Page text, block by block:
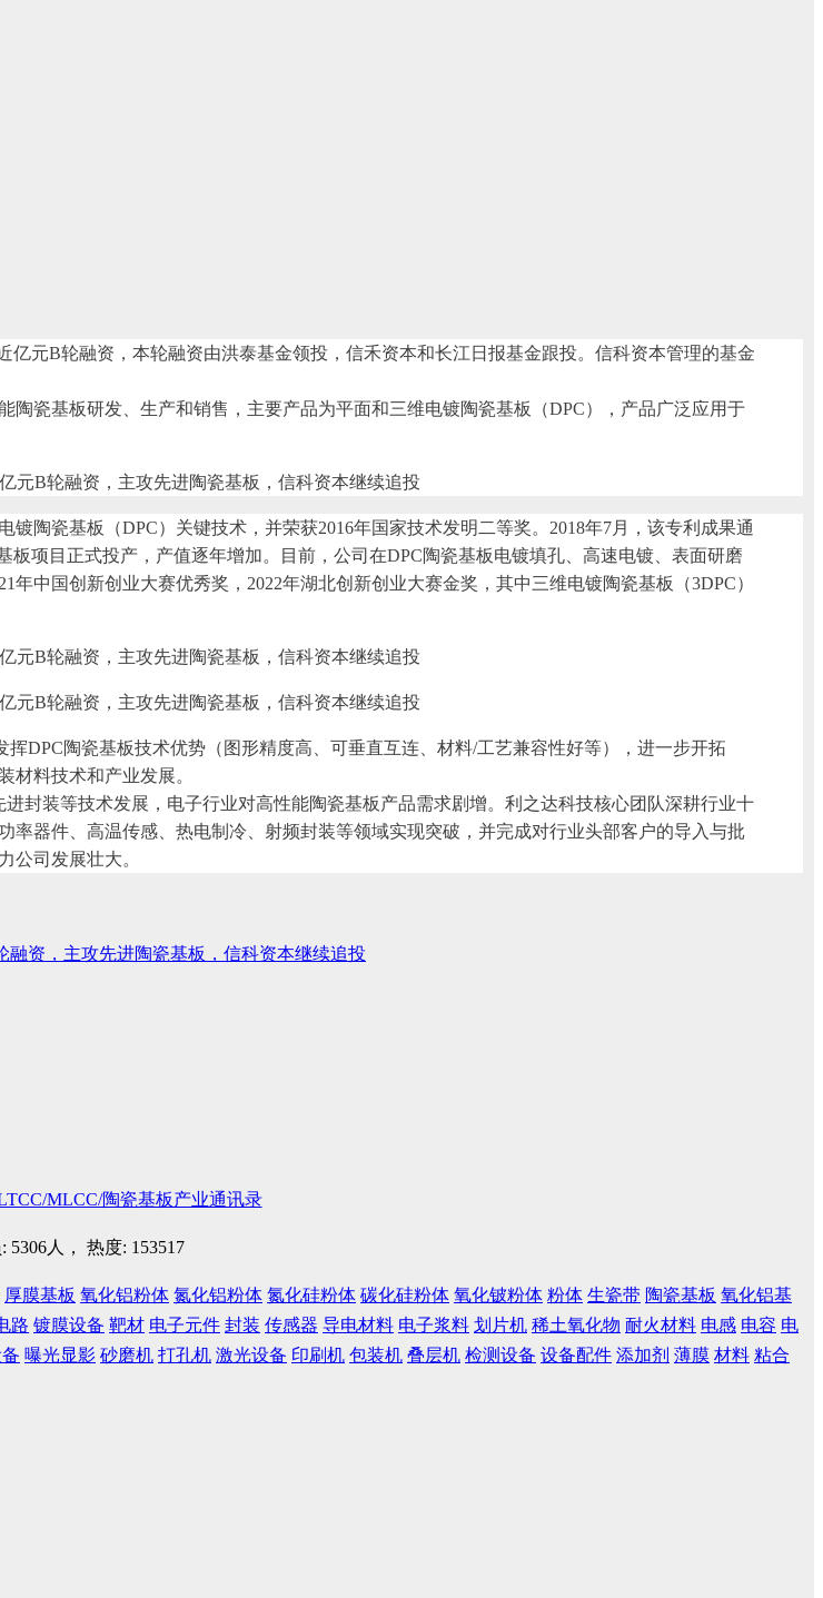
元B轮融资，本轮融资由洪泰基金领投，信禾资本和长江日报基金跟投。信科资本管理的基金
瓷基板研发、生产和销售，主要产品为平面和三维电镀陶瓷基板（DPC），产品广泛应用于
陶瓷基板（DPC）关键技术，并荣获2016年国家技术发明二等奖。2018年7月，该专利成果通
板项目正式投产，产值逐年增加。目前，公司在DPC陶瓷基板电镀填孔、高速电镀、表面研磨
中国创新创业大赛优秀奖，2022年湖北创新创业大赛金奖，其中三维电镀陶瓷基板（3DPC）
DPC陶瓷基板技术优势（图形精度高、可垂直互连、材料/工艺兼容性好等），进一步开拓
材料技术和产业发展。
封装等技术发展，电子行业对高性能陶瓷基板产品需求剧增。利之达科技核心团队深耕行业十
器件、高温传感、热电制冷、射频封装等领域实现突破，并完成对行业头部客户的导入与批
公司发展壮大。
资，主攻先进陶瓷基板，信科资本继续追投
MLCC/陶瓷基板产业通讯录
5306人， 热度: 153517
厚膜基板 氧化铝粉体 氮化铝粉体 氮化硅粉体 碳化硅粉体 氧化铍粉体 粉体 生瓷带 陶瓷基板 氧化铝基
路 镀膜设备 靶材 电子元件 封装 传感器 导电材料 电子浆料 划片机 稀土氧化物 耐火材料 电感 电容 电
曝光显影 砂磨机 打孔机 激光设备 印刷机 包装机 叠层机 检测设备 设备配件 添加剂 薄膜 材料 粘合